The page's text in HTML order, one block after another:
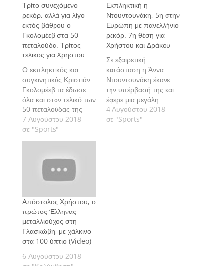
Τρίτο συνεχόμενο
ρεκόρ, αλλά για λίγο
εκτός βάθρου ο
Γκολομέεβ στα 50
πεταλούδα. Τρίτος
τελικός για Χρήστου
Ο εκπληκτικός και
συγκινητικός Κριστιάν
Γκολομέεβ τα έδωσε
όλα και στον τελικό των
50 πεταλούδας της
κολύμβησης, στο
Ευρωπαϊκό
πρωτάθλημα υγρού
την Τρίτη το απόγευμα.
7 Αυγούστου 2018
σε "Sports"
Εκπληκτική η
Ντουντουνάκη, 5η στην
Ευρώπη με πανελλήνιο
ρεκόρ. 7η θέση για
Χρήστου και Δράκου
Σε εξαιρετική
κατάσταση η Άννα
Ντουντουνάκη έκανε
την υπέρβασή της και
έφερε μια μεγάλη
διάκριση στον τελικό
των 100 πεταλούδας,
4 Αυγούστου 2018
σε "Sports"
Απόστολος Χρήστου, ο
πρώτος ‘Ελληνας
μεταλλιούχος στη
Γλασκώβη, με χάλκινο
στα 100 ύπτιο (Video)
6 Αυγούστου 2018